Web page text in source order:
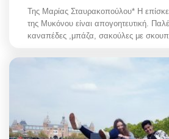
Της Μαρίας Σταυρακοπούλου* Η
της Μυκόνου είναι απογοητευτική.
καναπέδες ,μπάζα, σακούλες με